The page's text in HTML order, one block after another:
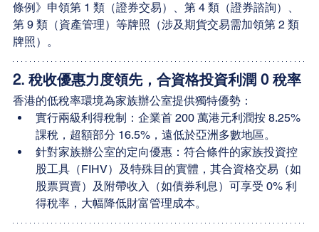
條例》申領第 1 類（證券交易）、第 4 類（證券諮詢）、
第 9 類（資產管理）等牌照（涉及期貨交易需加領第 2 類
牌照）。
2. 稅收優惠力度領先，合資格投資利潤 0 稅率
香港的低稅率環境為家族辦公室提供獨特優勢：
實行兩級利得稅制：企業首 200 萬港元利潤按 8.25%
課稅，超額部分 16.5%，遠低於亞洲多數地區。
針對家族辦公室的定向優惠：符合條件的家族投資控
股工具（FIHV）及特殊目的實體，其合資格交易（如
股票買賣）及附帶收入（如債券利息）可享受 0% 利
得稅率，大幅降低財富管理成本。